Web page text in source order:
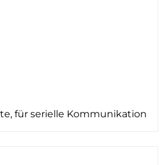
für serielle Kommunikation